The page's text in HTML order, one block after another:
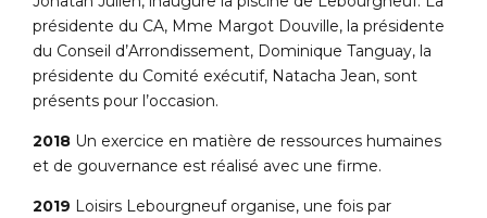
présidente du CA, Mme Margot Douville, la présidente
du Conseil d’Arrondissement, Dominique Tanguay, la
présidente du Comité exécutif, Natacha Jean, sont
présents pour l’occasion.
2018 Un exercice en matière de ressources humaines
et de gouvernance est réalisé avec une firme.
2019 Loisirs Lebourgneuf organise, une fois par